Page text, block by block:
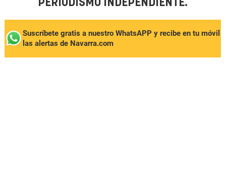
PERIODISMO INDEPENDIENTE.
Suscríbete gratis a nuestro WhatsAPP y recibe en tu móvil
las alertas de Navarra.com